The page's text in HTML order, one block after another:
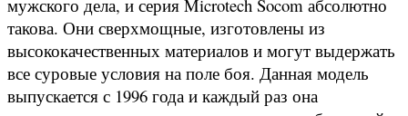
мужского дела, и серия Microtech Socom абсолютно
такова. Они сверхмощные, изготовлены из
высококачественных материалов и могут выдержать
все суровые условия на поле боя. Данная модель
выпускается с 1996 года и каждый раз она